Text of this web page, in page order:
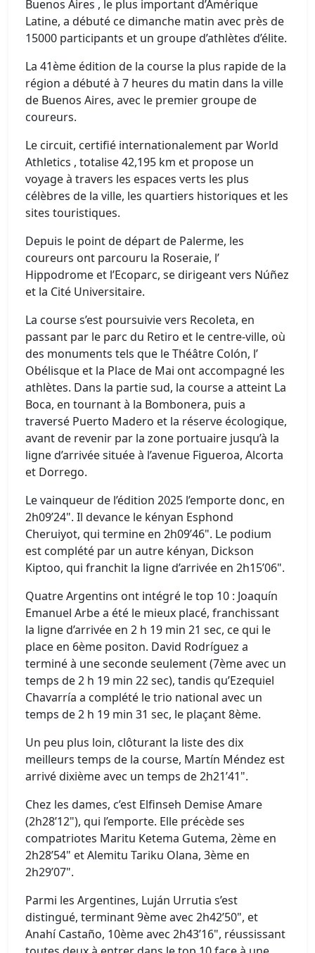
Buenos Aires , le plus important d’Amérique
Latine, a débuté ce dimanche matin avec près de
15000 participants et un groupe d’athlètes d’élite.
La 41ème édition de la course la plus rapide de la
région a débuté à 7 heures du matin dans la ville
de Buenos Aires, avec le premier groupe de
coureurs.
Le circuit, certifié internationalement par World
Athletics , totalise 42,195 km et propose un
voyage à travers les espaces verts les plus
célèbres de la ville, les quartiers historiques et les
sites touristiques.
Depuis le point de départ de Palerme, les
coureurs ont parcouru la Roseraie, l’
Hippodrome et l’Ecoparc, se dirigeant vers Núñez
et la Cité Universitaire.
La course s’est poursuivie vers Recoleta, en
passant par le parc du Retiro et le centre-ville, où
des monuments tels que le Théâtre Colón, l’
Obélisque et la Place de Mai ont accompagné les
athlètes. Dans la partie sud, la course a atteint La
Boca, en tournant à la Bombonera, puis a
traversé Puerto Madero et la réserve écologique,
avant de revenir par la zone portuaire jusqu’à la
ligne d’arrivée située à l’avenue Figueroa, Alcorta
et Dorrego.
Le vainqueur de l’édition 2025 l’emporte donc, en
2h09’24". Il devance le kényan Esphond
Cheruiyot, qui termine en 2h09’46". Le podium
est complété par un autre kényan, Dickson
Kiptoo, qui franchit la ligne d’arrivée en 2h15’06".
Quatre Argentins ont intégré le top 10 : Joaquín
Emanuel Arbe a été le mieux placé, franchissant
la ligne d’arrivée en 2 h 19 min 21 sec, ce qui le
place en 6ème positon. David Rodríguez a
terminé à une seconde seulement (7ème avec un
temps de 2 h 19 min 22 sec), tandis qu’Ezequiel
Chavarría a complété le trio national avec un
temps de 2 h 19 min 31 sec, le plaçant 8ème.
Un peu plus loin, clôturant la liste des dix
meilleurs temps de la course, Martín Méndez est
arrivé dixième avec un temps de 2h21’41".
Chez les dames, c’est Elfinseh Demise Amare
(2h28’12"), qui l’emporte. Elle précède ses
compatriotes Maritu Ketema Gutema, 2ème en
2h28’54" et Alemitu Tariku Olana, 3ème en
2h29’07".
Parmi les Argentines, Luján Urrutia s’est
distingué, terminant 9ème avec 2h42’50", et
Anahí Castaño, 10ème avec 2h43’16", réussissant